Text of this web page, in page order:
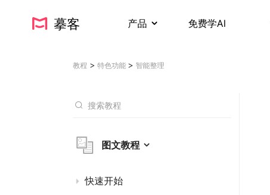
摹客 产品 免费学AI
教程 > 特色功能 > 智能整理
图文教程
快速开始